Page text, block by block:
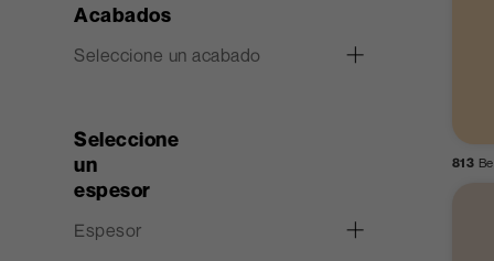
Acabados
Seleccione un acabado
Seleccione
un
espesor
Espesor
813